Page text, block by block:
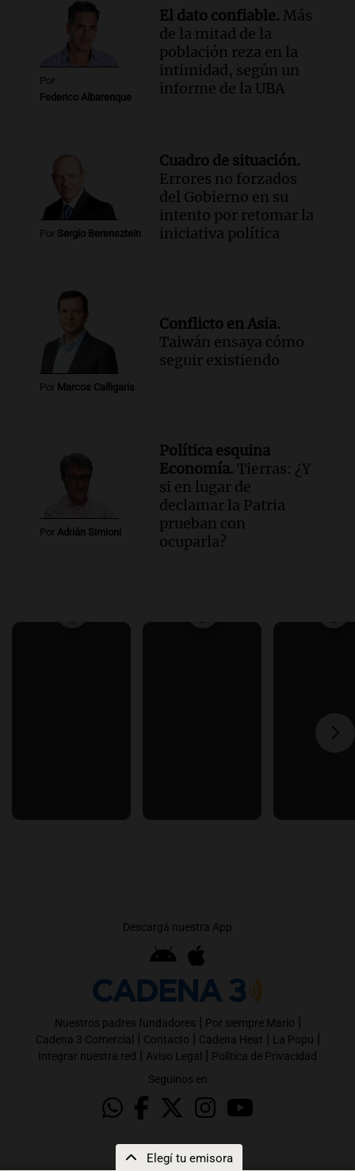
Elegí tu emisora
Panorama Federal
Episodios
Por
Federico Albarenque
El dato confiable. Más
de la mitad de la
población reza en la
intimidad, según un
informe de la UBA
Por Sergio Berensztein
Cuadro de situación.
Errores no forzados
del Gobierno en su
intento por retomar la
iniciativa política
Por Marcos Calligaris
Conflicto en Asia.
Taiwán ensaya cómo
seguir existiendo
Por Adrián Simioni
Política esquina
Economía. Tierras: ¿Y
si en lugar de
declamar la Patria
prueban con
ocuparla?
Descargá nuestra App
Nuestros padres fundadores | Por siempre Mario |
Cadena 3 Comercial | Contacto | Cadena Heat | La Popu |
Integrar nuestra red | Aviso Legal | Política de Privacidad
Seguinos en